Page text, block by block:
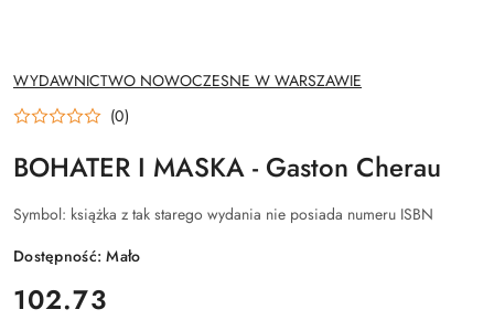
NAZWA
PRODUCENTA:
WYDAWNICTWO NOWOCZESNE W WARSZAWIE
(0)
BOHATER I MASKA - Gaston Cherau
Symbol: książka z tak starego wydania nie posiada numeru ISBN
Dostępność:Mało
cena:
102.73